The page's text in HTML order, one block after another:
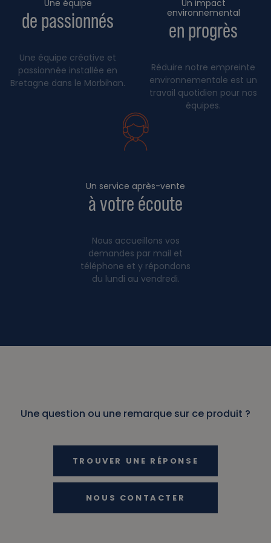
Une équipe
de passionnés
Une équipe créative et
passionnée installée en
Bretagne dans le Morbihan.
Un impact
environnemental
en progrès
Réduire notre empreinte
environnementale est un
travail quotidien pour nos
équipes.
Un service après-vente
à votre écoute
Nous accueillons vos
demandes par mail et
téléphone et y répondons
du lundi au vendredi.
Une question ou une remarque sur ce produit ?
TROUVER UNE RÉPONSE
NOUS CONTACTER